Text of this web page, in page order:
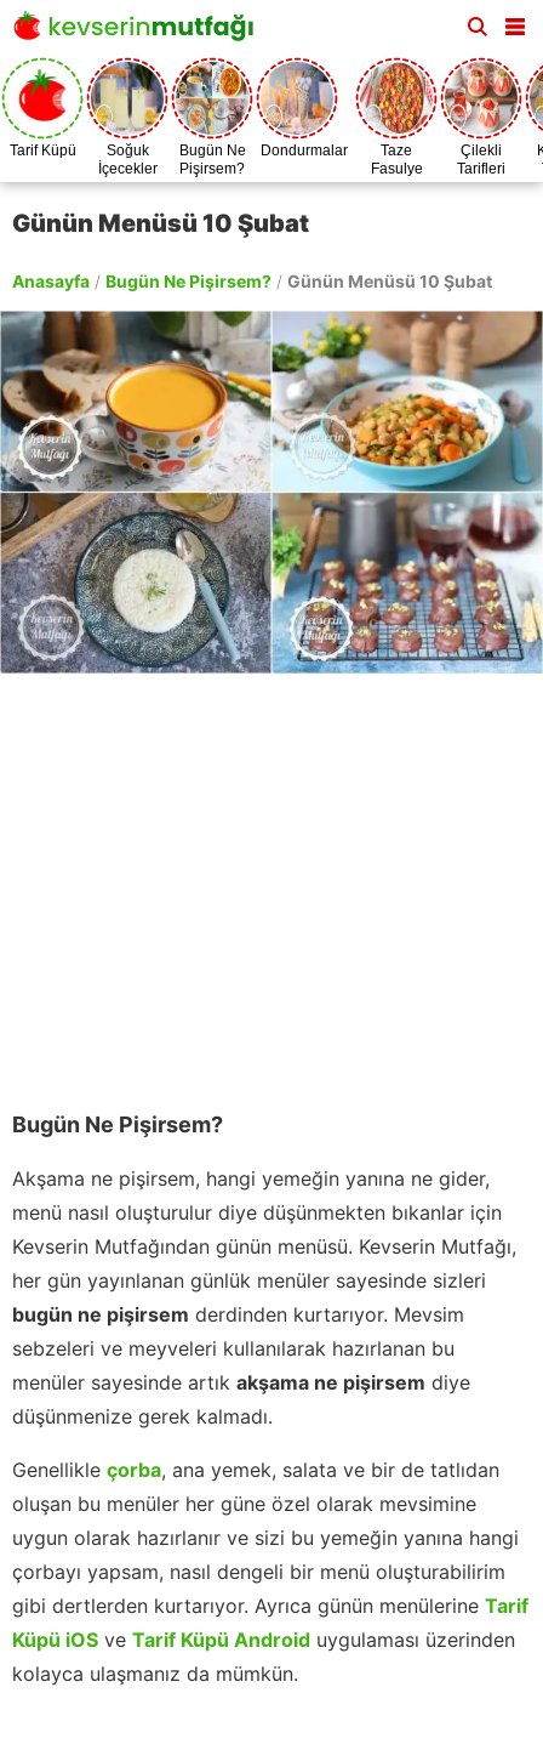
Tarif Küpü
Soğuk
İçecekler
Bugün Ne
Pişirsem?
Dondurmalar
Taze
Fasulye
Zamanı
Çilekli
Tarifleri
Günün Menüsü 10 Şubat
Anasayfa / Bugün Ne Pişirsem? / Günün Menüsü 10 Şubat
Bugün Ne Pişirsem?
Akşama ne pişirsem, hangi yemeğin yanına ne gider,
menü nasıl oluşturulur diye düşünmekten bıkanlar için
Kevserin Mutfağından günün menüsü. Kevserin Mutfağı,
her gün yayınlanan günlük menüler sayesinde sizleri
bugün ne pişirsem derdinden kurtarıyor. Mevsim
sebzeleri ve meyveleri kullanılarak hazırlanan bu
menüler sayesinde artık akşama ne pişirsem diye
düşünmenize gerek kalmadı.
Genellikle çorba, ana yemek, salata ve bir de tatlıdan
oluşan bu menüler her güne özel olarak mevsimine
uygun olarak hazırlanır ve sizi bu yemeğin yanına hangi
çorbayı yapsam, nasıl dengeli bir menü oluşturabilirim
gibi dertlerden kurtarıyor. Ayrıca günün menülerine Tarif
Küpü iOS ve Tarif Küpü Android uygulaması üzerinden
kolayca ulaşmanız da mümkün.